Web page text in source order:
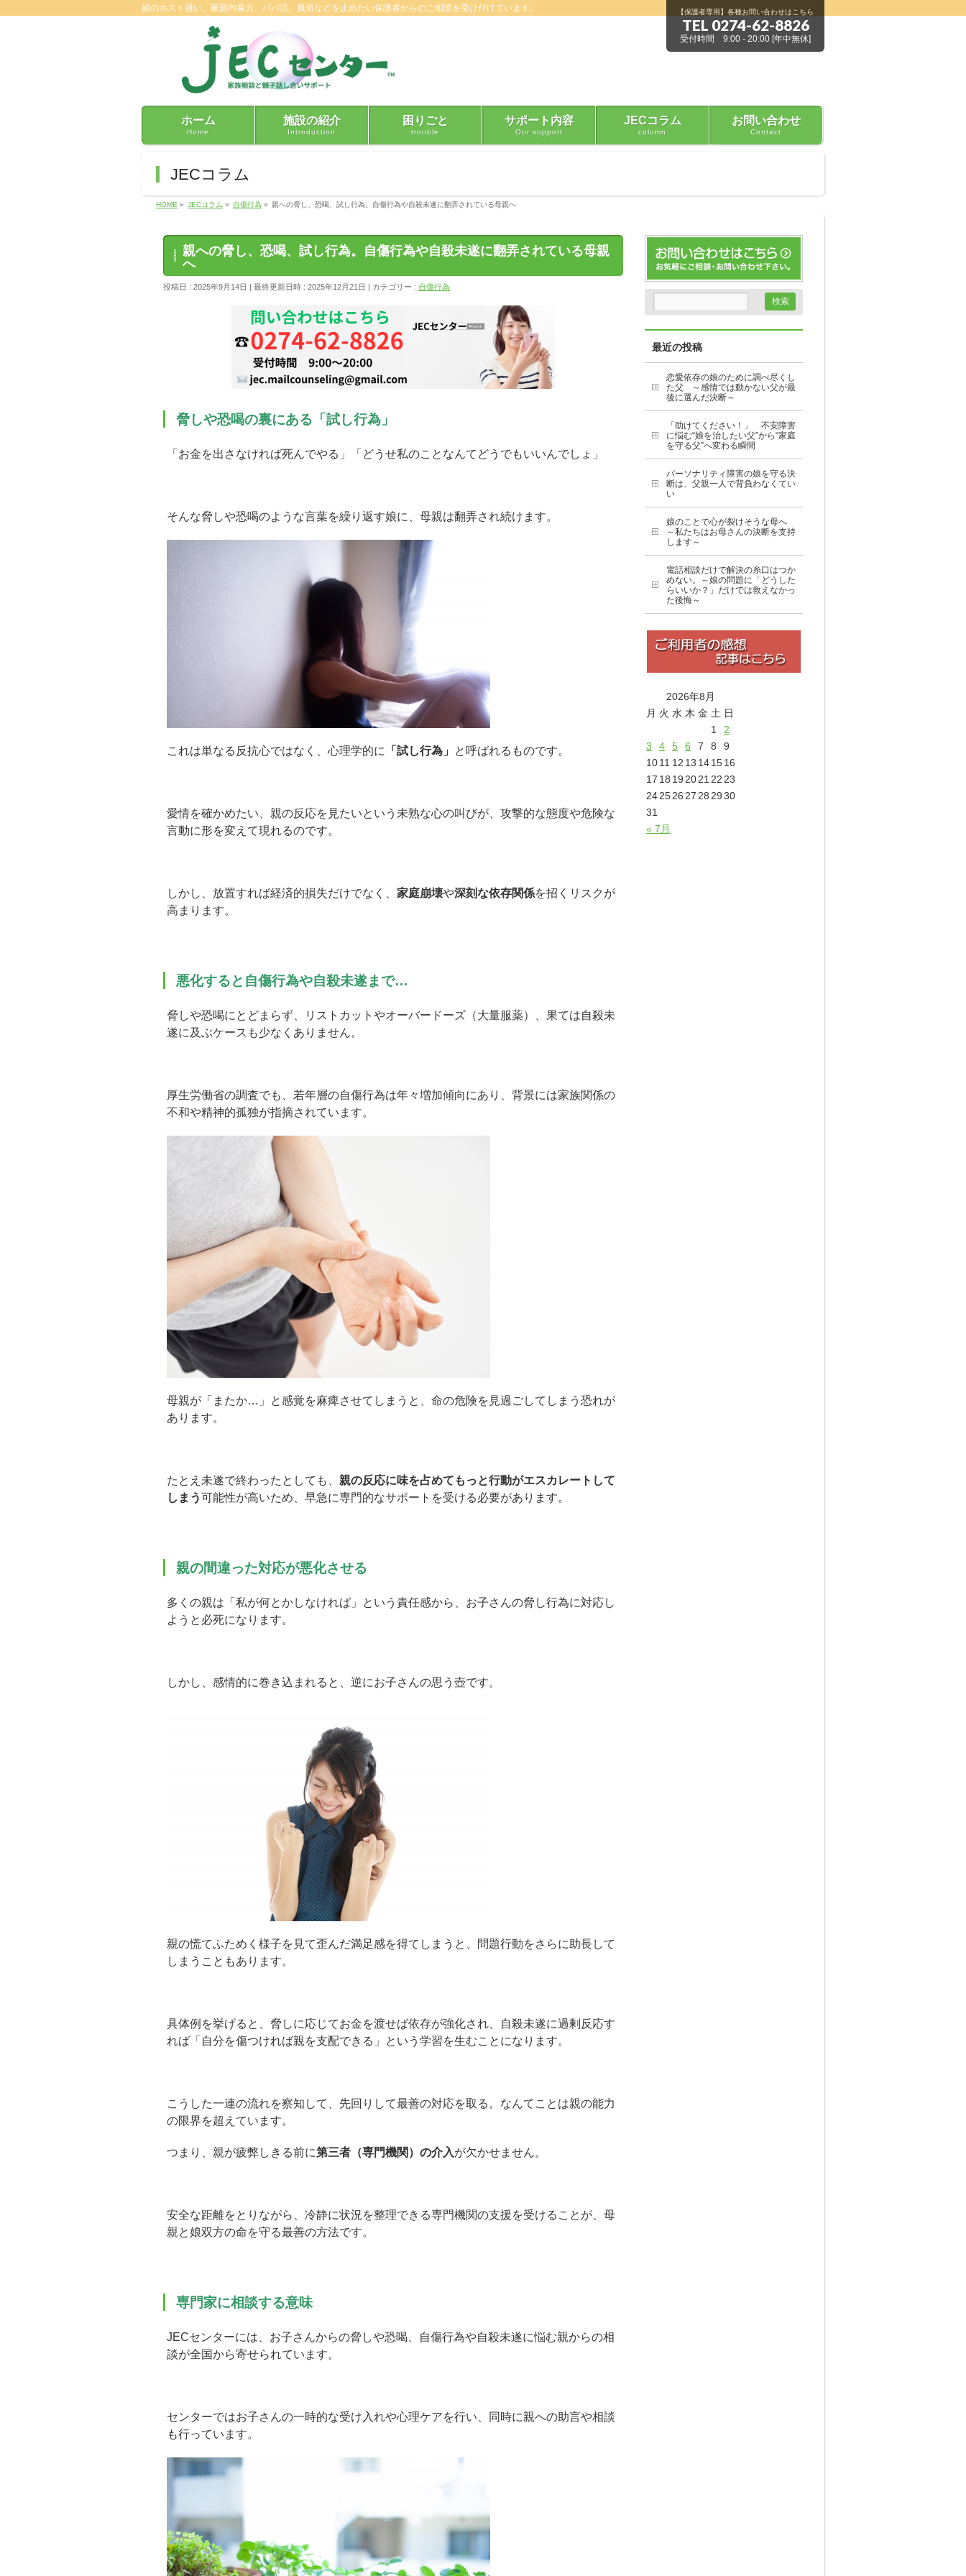
娘のホスト通い、家庭内暴力、パパ活、風俗などを止めたい保護者からのご相談を受け付けています。 【保護者専用】各種お問い合わせはこちら
TEL 0274-62-8826
受付時間 9:00 - 20:00 [年中無休]
ホーム
Home
施設の紹介
Introduction
困りごと
trouble
サポート内容
Our support
JECコラム
column
お問い合わせ
Contact
JECコラム
HOME » JECコラム » 自傷行為 » 親への脅し、恐喝、試し行為。自傷行為や自殺未遂に翻弄されている母親へ
親への脅し、恐喝、試し行為。自傷行為や自殺未遂に翻弄されている母親
へ
投稿日 : 2025年9月14日 最終更新日時 : 2025年12月21日 カテゴリー : 自傷行為
脅しや恐喝の裏にある「試し行為」
「お金を出さなければ死んでやる」「どうせ私のことなんてどうでもいいんでしょ」
そんな脅しや恐喝のような言葉を繰り返す娘に、母親は翻弄され続けます。
これは単なる反抗心ではなく、心理学的に 「試し行為」 と呼ばれるものです。
愛情を確かめたい、親の反応を見たいという未熟な心の叫びが、攻撃的な態度や危険な
言動に形を変えて現れるのです。
しかし、放置すれば経済的損失だけでなく、 家庭崩壊や深刻な依存関係を招くリスクが
高まります。
悪化すると自傷行為や自殺未遂まで…
脅しや恐喝にとどまらず、リストカットやオーバードーズ（大量服薬）、果ては自殺未
遂に及ぶケースも少なくありません。
厚生労働省の調査でも、若年層の自傷行為は年々増加傾向にあり、背景には家族関係の
不和や精神的孤独が指摘されています。
母親が「またか…」と感覚を麻痺させてしまうと、命の危険を見過ごしてしまう恐れが
あります。
たとえ未遂で終わったとしても、 親の反応に味を占めてもっと行動がエスカレートして
しまう可能性が高いため、早急に専門的なサポートを受ける必要があります。
親の間違った対応が悪化させる
多くの親は「私が何とかしなければ」という責任感から、お子さんの脅し行為に対応し
ようと必死になります。
しかし、感情的に巻き込まれると、逆にお子さんの思う壺です。
親の慌てふためく様子を見て歪んだ満足感を得てしまうと、問題行動をさらに助長して
しまうこともあります。
具体例を挙げると、脅しに応じてお金を渡せば依存が強化され、自殺未遂に過剰反応す
れば「自分を傷つければ親を支配できる」という学習を生むことになります。
こうした一連の流れを察知して、先回りして最善の対応を取る。なんてことは親の能力
の限界を超えています。
つまり、親が疲弊しきる前に第三者（専門機関）の介入が欠かせません。
安全な距離をとりながら、冷静に状況を整理できる専門機関の支援を受けることが、母
親と娘双方の命を守る最善の方法です。
専門家に相談する意味
JECセンターには、お子さんからの脅しや恐喝、自傷行為や自殺未遂に悩む親からの相
談が全国から寄せられています。
センターではお子さんの一時的な受け入れや心理ケアを行い、同時に親への助言や相談
も行っています。
最近の投稿
恋愛依存の娘のために調べ尽くし
た父 ～感情では動かない父が最
後に選んだ決断～
「助けてください！」 不安障害
に悩む“娘を治したい父”から“家庭
を守る父”へ変わる瞬間
パーソナリティ障害の娘を守る決
断は、父親一人で背負わなくてい
い
娘のことで心が裂けそうな母へ
～私たちはお母さんの決断を支持
します～
電話相談だけで解決の糸口はつか
めない。～娘の問題に「どうした
らいいか？」だけでは救えなかっ
た後悔～
2026年8月
月 火 水 木 金 土 日
« 7月
1
2
3
4 5 6 7 8
9
1011 12 13 141516
17 18 19 2021 22 23
242526 27 28 2930
31